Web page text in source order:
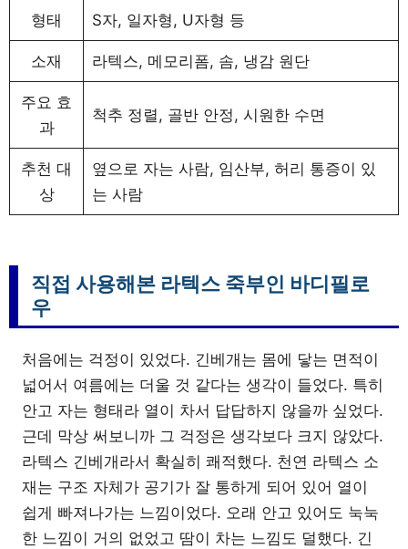
형태 S자, 일자형, U자형 등
소재 라텍스, 메모리폼, 솜, 냉감 원단
주요 효
과
척추 정렬, 골반 안정, 시원한 수면
추천 대
상
옆으로 자는 사람, 임산부, 허리 통증이 있
는 사람
직접 사용해본 라텍스 죽부인 바디필로
우
처음에는 걱정이 있었다. 긴베개는 몸에 닿는 면적이
넓어서 여름에는 더울 것 같다는 생각이 들었다. 특히
안고 자는 형태라 열이 차서 답답하지 않을까 싶었다.
근데 막상 써보니까 그 걱정은 생각보다 크지 않았다.
라텍스 긴베개라서 확실히 쾌적했다. 천연 라텍스 소
재는 구조 자체가 공기가 잘 통하게 되어 있어 열이
쉽게 빠져나가는 느낌이었다. 오래 안고 있어도 눅눅
한 느낌이 거의 없었고 땀이 차는 느낌도 덜했다. 긴